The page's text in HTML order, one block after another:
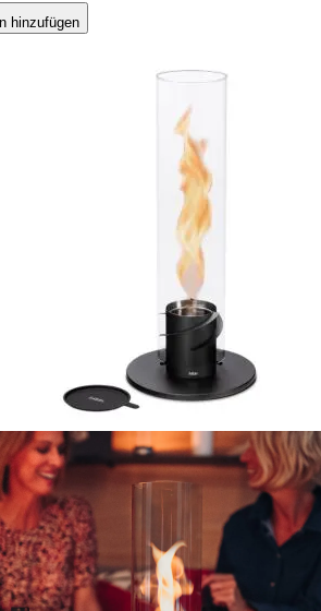
hinzufügen